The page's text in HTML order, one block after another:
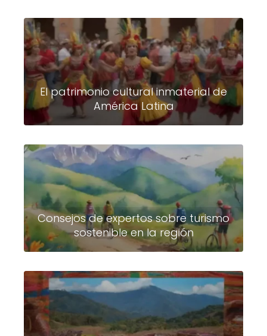
El patrimonio cultural inmaterial de
América Latina
Consejos de expertos sobre turismo
sostenible en la región